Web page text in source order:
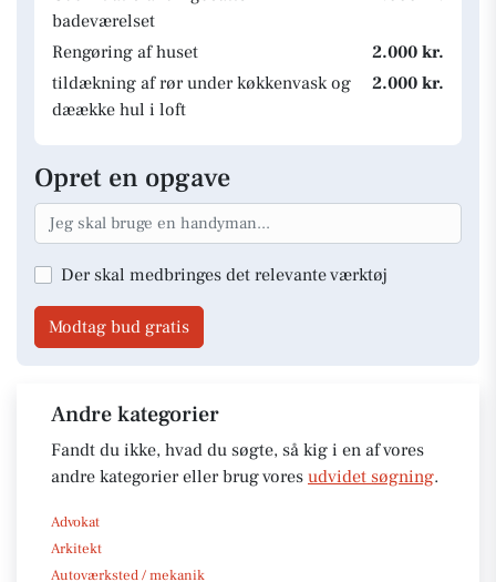
badeværelset
Rengøring af huset
2.000 kr.
tildækning af rør under køkkenvask og
dæække hul i loft
2.000 kr.
Opret en opgave
Der skal medbringes det relevante værktøj
Modtag bud gratis
Andre kategorier
Fandt du ikke, hvad du søgte, så kig i en af vores
andre kategorier eller brug vores udvidet søgning.
Advokat
Arkitekt
Autoværksted / mekanik